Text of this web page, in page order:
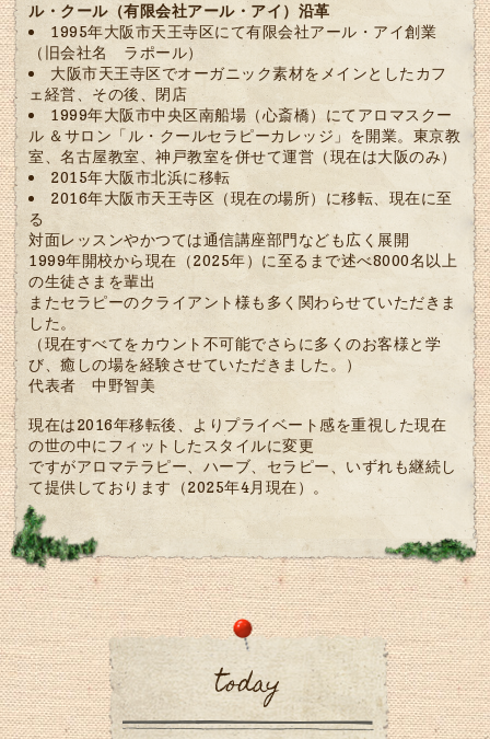
ル・クール（有限会社アール・アイ）沿革
1995年大阪市天王寺区にて有限会社アール・アイ創業
（旧会社名 ラポール）
大阪市天王寺区でオーガニック素材をメインとしたカフ
ェ経営、その後、閉店
1999年大阪市中央区南船場（心斎橋）にてアロマスクー
ル ＆サロン「ル・クールセラピーカレッジ」を開業。東京教
室、名古屋教室、神戸教室を併せて運営（現在は大阪のみ）
2015年大阪市北浜に移転
2016年大阪市天王寺区（現在の場所）に移転、現在に至
る
対面レッスンやかつては通信講座部門なども広く展開
1999年開校から現在（2025年）に至るまで述べ8000名以上
の生徒さまを輩出
またセラピーのクライアント様も多く関わらせていただきま
した。
（現在すべてをカウント不可能でさらに多くのお客様と学
び、癒しの場を経験させていただきました。）
代表者 中野智美
現在は2016年移転後、よりプライベート感を重視した現在
の世の中にフィットしたスタイルに変更
ですがアロマテラピー、ハーブ、セラピー、いずれも継続し
て提供しております（2025年4月現在）。
today